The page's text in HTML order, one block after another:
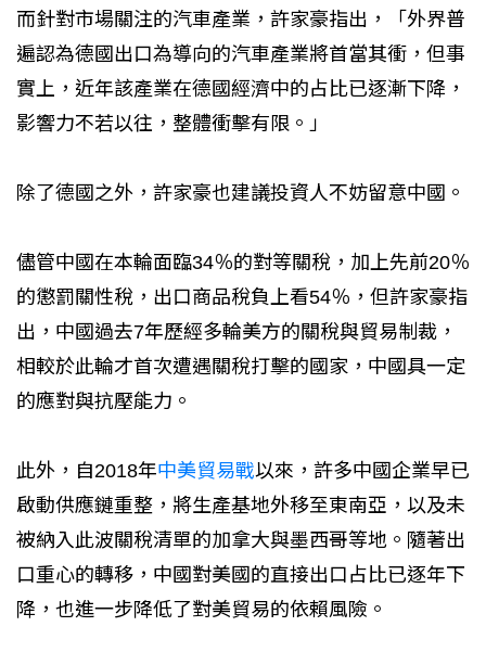
而針對市場關注的汽車產業，許家豪指出，「外界普
遍認為德國出口為導向的汽車產業將首當其衝，但事
實上，近年該產業在德國經濟中的占比已逐漸下降，
影響力不若以往，整體衝擊有限。」
除了德國之外，許家豪也建議投資人不妨留意中國。
儘管中國在本輪面臨34％的對等關稅，加上先前20％
的懲罰關性稅，出口商品稅負上看54％，但許家豪指
出，中國過去7年歷經多輪美方的關稅與貿易制裁，
相較於此輪才首次遭遇關稅打擊的國家，中國具一定
的應對與抗壓能力。
此外，自2018年中美貿易戰以來，許多中國企業早已
啟動供應鏈重整，將生產基地外移至東南亞，以及未
被納入此波關稅清單的加拿大與墨西哥等地。隨著出
口重心的轉移，中國對美國的直接出口占比已逐年下
降，也進一步降低了對美貿易的依賴風險。